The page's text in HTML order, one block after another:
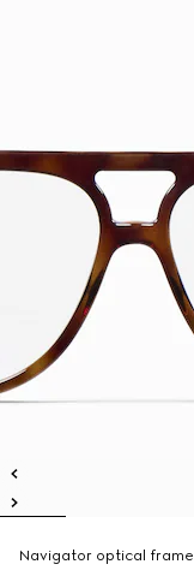
Navigator optical frame